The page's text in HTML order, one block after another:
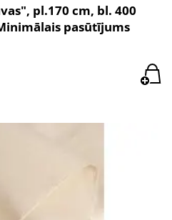
pl.170 cm, bl. 400
pasūtījums